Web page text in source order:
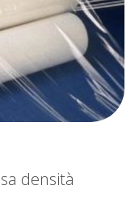
densità